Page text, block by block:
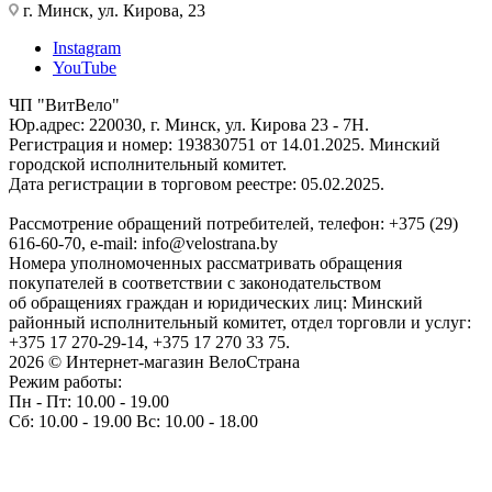
г. Минск, ул. Кирова, 23
Instagram
YouTube
ЧП "ВитВело"
Юр.адрес: 220030, г. Минск, ул. Кирова 23 - 7Н.
Регистрация и номер: 193830751 от 14.01.2025. Минский
городской исполнительный комитет.
Дата регистрации в торговом реестре: 05.02.2025.
Рассмотрение обращений потребителей, телефон: +375 (29)
616-60-70, e-mail: info@velostrana.by
Номера уполномоченных рассматривать обращения
покупателей в соответствии с законодательством
об обращениях граждан и юридических лиц: Минский
районный исполнительный комитет, отдел торговли и услуг:
+375 17 270-29-14, +375 17 270 33 75.
2026 © Интернет-магазин ВелоСтрана
Режим работы:
Пн - Пт: 10.00 - 19.00
Сб: 10.00 - 19.00 Вс: 10.00 - 18.00